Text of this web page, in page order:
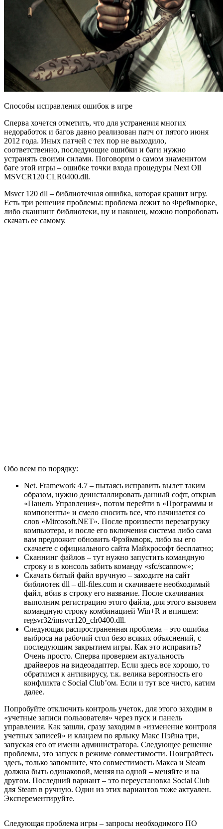
Способы исправления ошибок в игре
Сперва хочется отметить, что для устранения многих
недоработок и багов давно реализован патч от пятого июня
2012 года. Иных патчей с тех пор не выходило,
соответственно, последующие ошибки и баги нужно
устранять своими силами. Поговорим о самом знаменитом
баге этой игры – ошибке точки входа процедуры Next Oll
MSVCR120 CLR0400.dll.
Msvcr 120 dll – библиотечная ошибка, которая крашит игру.
Есть три решения проблемы: проблема лежит во Фреймворке,
либо сканнинг библиотеки, ну и наконец, можно попробовать
скачать ее самому.
Обо всем по порядку:
Net. Frаmеwork 4.7 – пытаясь исправить вылет таким
образом, нужно деинсталлировать данный софт, открыв
«Панель Управления», потом перейти в «Программы и
компоненты» и смело сносить все, что начинается со
слов «Mircоsоft.NET». После произвести перезагрузку
компьютера, и после его включения система либо сама
вам предложит обновить Фрэймворк, либо вы его
скачаете с официального сайта Майкрософт бесплатно;
Сканнинг файлов – тут нужно запустить командную
строку и в консоль забить команду «sfc/scannow»;
Скачать битый файл вручную – заходите на сайт
библиотек dll – dll-files.com и скачиваете необходимый
файл, вбив в строку его название. После скачивания
выполним регистрацию этого файла, для этого вызовем
командную строку комбинацией Win+R и впишем:
regsvr32/imsvcr120_clr0400.dll.
Следующая распространенная проблема – это ошибка
выброса на рабочий стол безо всяких объяснений, с
последующим закрытием игры. Как это исправить?
Очень просто. Сперва проверяем актуальность
драйверов на видеоадаптер. Если здесь все хорошо, то
обратимся к антивирусу, т.к. велика вероятность его
конфликта с Social Club’ом. Если и тут все чисто, катим
далее.
Попробуйте отключить контроль учеток, для этого заходим в
«учетные записи пользователя» через пуск и панель
управления. Как зашли, сразу заходим в «изменение контроля
учетных записей» и клацаем по ярлыку Макс Пэйна три,
запуская его от имени администратора. Следующее решение
проблемы, это запуск в режиме совместимости. Поиграйтесь
здесь, только запомните, что совместимость Макса и Steam
должна быть одинаковой, меняя на одной – меняйте и на
другом. Последний вариант – это переустановка Social Club
для Steam в ручную. Один из этих вариантов тоже актуален.
Эксперементируйте.
Следующая проблема игры – запросы необходимого ПО